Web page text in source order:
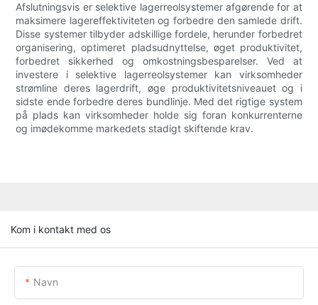
Afslutningsvis er selektive lagerreolsystemer afgørende for at
maksimere lagereffektiviteten og forbedre den samlede drift.
Disse systemer tilbyder adskillige fordele, herunder forbedret
organisering, optimeret pladsudnyttelse, øget produktivitet,
forbedret sikkerhed og omkostningsbesparelser. Ved at
investere i selektive lagerreolsystemer kan virksomheder
strømline deres lagerdrift, øge produktivitetsniveauet og i
sidste ende forbedre deres bundlinje. Med det rigtige system
på plads kan virksomheder holde sig foran konkurrenterne
og imødekomme markedets stadigt skiftende krav.
Kom i kontakt med os
Navn